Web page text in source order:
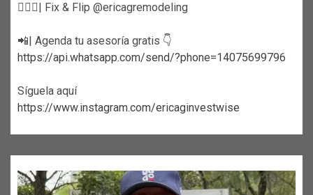
👷🏼‍♀️| Fix & Flip @ericagremodeling
📲| Agenda tu asesoría gratis 👇
https://api.whatsapp.com/send/?phone=14075699796
Síguela aquí
https://www.instagram.com/ericaginvestwise